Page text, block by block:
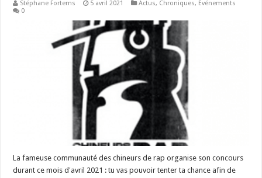
Stéphane Fortems 5 avril 2021 Actus, Chroniques, Evénements
0
La fameuse communauté des chineurs de rap organise son concours
durant ce mois d'avril 2021 : tu vas pouvoir tenter ta chance afin de